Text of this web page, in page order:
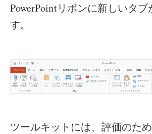
PowerPointリボンに新しいタブ
す。
ツールキットには、評価のた